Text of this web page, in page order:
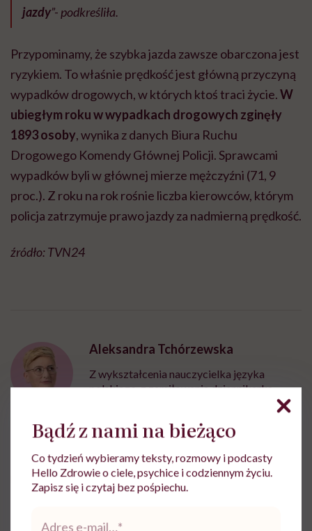
jazdy”- podkreśliła.
Przypominamy, że szybka jazda zawsze obarczona jest
ryzykiem. To właśnie prędkość jest główną przyczyną
wypadków drogowych, w których ktoś traci życie.W
ubiegłym roku w wypadkach drogowych zginęły
1893 osoby, wynika z danych Biura Ruchu
Drogowego Komendy Głównej Policji. Sprawcami
wypadków byli w głównej mierze mężczyźni (71, 9
proc.). Z roku na rok rośnie liczba kierowców, którym
policja zatrzymuje prawo jazdy za nadmierną prędkość.
źródło: TVN24
Aleksandra Tchórzewska
Z wykształcenia nauczycielka języka
polskiego, z zamiłowania dziennikarka.
Zobacz profil
Udostępnij
Bądź z nami na bieżąco
Co tydzień wybieramy teksty, rozmowy i podcasty
Hello Zdrowie o ciele, psychice i codziennym życiu.
Zapisz się i czytaj bez pośpiechu.